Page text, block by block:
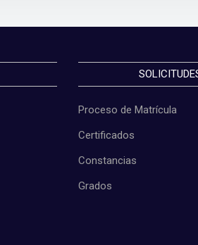
Proceso de Matrícula
Certificados
Constancias
Grados